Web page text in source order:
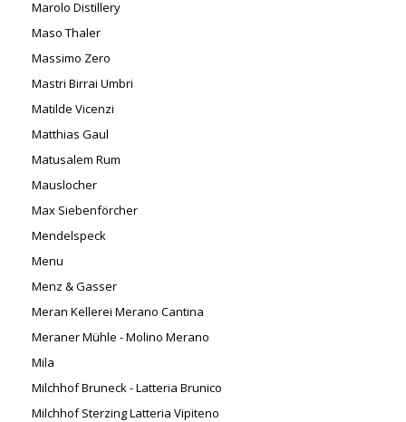
Marolo Distillery
Maso Thaler
Massimo Zero
Mastri Birrai Umbri
Matilde Vicenzi
Matthias Gaul
Matusalem Rum
Mauslocher
Max Siebenförcher
Mendelspeck
Menu
Menz & Gasser
Meran Kellerei Merano Cantina
Meraner Mühle - Molino Merano
Mila
Milchhof Bruneck - Latteria Brunico
Milchhof Sterzing Latteria Vipiteno